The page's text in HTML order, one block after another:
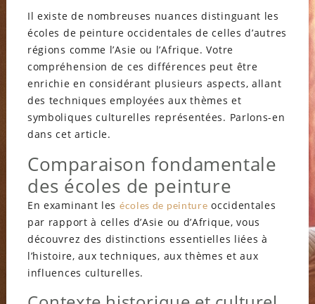
Il existe de nombreuses nuances distinguant les
écoles de peinture occidentales de celles d’autres
régions comme l’Asie ou l’Afrique. Votre
compréhension de ces différences peut être
enrichie en considérant plusieurs aspects, allant
des techniques employées aux thèmes et
symboliques culturelles représentées. Parlons-en
dans cet article.
Comparaison fondamentale
des écoles de peinture
En examinant les écoles de peinture occidentales
par rapport à celles d’Asie ou d’Afrique, vous
découvrez des distinctions essentielles liées à
l’histoire, aux techniques, aux thèmes et aux
influences culturelles.